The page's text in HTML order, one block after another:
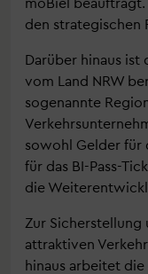
den strategischen
Darüber hinaus ist
vom Land NRW
sogenannte
sowohl Gelder für
für das BI-Pass-
die
Zur
attraktiven
hinaus arbeitet